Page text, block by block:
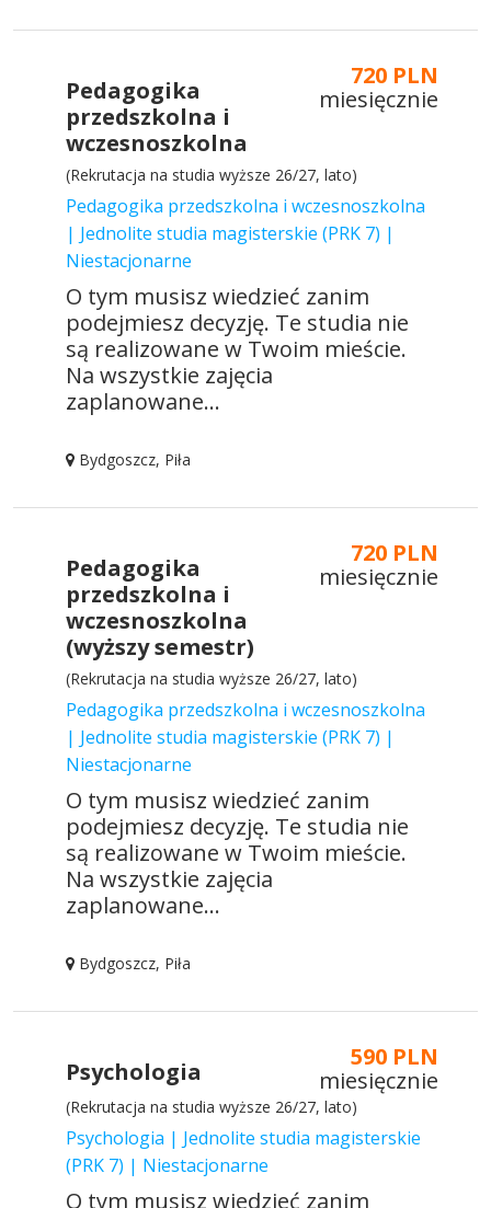
Pedagogika
przedszkolna i
wczesnoszkolna
720 PLN
miesięcznie
(Rekrutacja na studia wyższe 26/27, lato)
Pedagogika przedszkolna i wczesnoszkolna
| Jednolite studia magisterskie (PRK 7) |
Niestacjonarne
O tym musisz wiedzieć zanim
podejmiesz decyzję. Te studia nie
są realizowane w Twoim mieście.
Na wszystkie zajęcia
zaplanowane...
Bydgoszcz, Piła
Pedagogika
przedszkolna i
wczesnoszkolna
(wyższy semestr)
720 PLN
miesięcznie
(Rekrutacja na studia wyższe 26/27, lato)
Pedagogika przedszkolna i wczesnoszkolna
| Jednolite studia magisterskie (PRK 7) |
Niestacjonarne
O tym musisz wiedzieć zanim
podejmiesz decyzję. Te studia nie
są realizowane w Twoim mieście.
Na wszystkie zajęcia
zaplanowane...
Bydgoszcz, Piła
Psychologia
590 PLN
miesięcznie
(Rekrutacja na studia wyższe 26/27, lato)
Psychologia | Jednolite studia magisterskie
(PRK 7) | Niestacjonarne
O tym musisz wiedzieć zanim